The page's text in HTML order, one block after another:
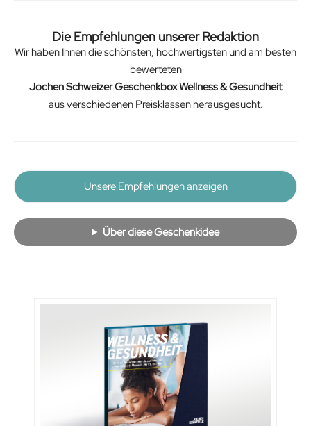
Die Empfehlungen unserer Redaktion
Wir haben Ihnen die schönsten, hochwertigsten und am besten
bewerteten
Jochen Schweizer Geschenkbox Wellness & Gesundheit
aus verschiedenen Preisklassen herausgesucht.
Unsere Empfehlungen anzeigen
Über diese Geschenkidee